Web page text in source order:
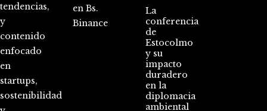
tendencias,
y
contenido
enfocado
en
startups,
sostenibilidad
en Bs.
Binance
La
conferencia
de
Estocolmo
y su
impacto
duradero
en la
diplomacia
ambiental